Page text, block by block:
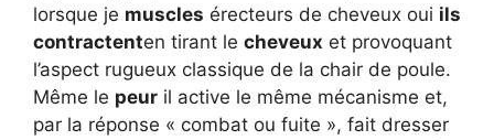
lorsque je muscles érecteurs de cheveux oui ils
contractenten tirant le cheveux et provoquant
l’aspect rugueux classique de la chair de poule.
Même le peur il active le même mécanisme et,
par la réponse « combat ou fuite », fait dresser